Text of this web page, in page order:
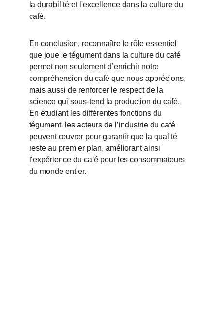
la durabilité et l'excellence dans la culture du
café.
En conclusion, reconnaître le rôle essentiel
que joue le tégument dans la culture du café
permet non seulement d’enrichir notre
compréhension du café que nous apprécions,
mais aussi de renforcer le respect de la
science qui sous-tend la production du café.
En étudiant les différentes fonctions du
tégument, les acteurs de l’industrie du café
peuvent œuvrer pour garantir que la qualité
reste au premier plan, améliorant ainsi
l’expérience du café pour les consommateurs
du monde entier.